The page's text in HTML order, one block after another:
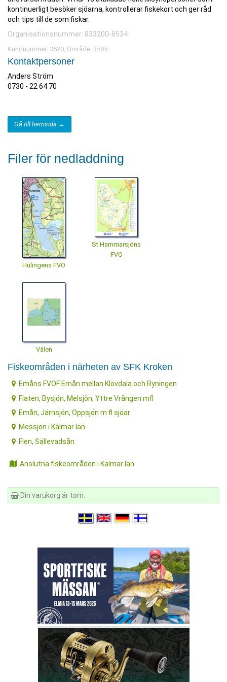
kontinuerligt besöker sjöarna, kontrollerar fiskekort och ger råd
och tips till de som fiskar.
Organisationsnummer: 833200-8534
Kundnummer: 3520, Område: 3585.
Kontaktpersoner
Anders Ström
0730 - 22 64 70
Gå till hemsida →
Filer för nedladdning
Hulingens FVO
St Hammarsjöns
FVO
Välen
Fiskeområden i närheten av SFK Kroken
Emåns FVOF Emån mellan Klövdala och Ryningen
Flaten, Bysjön, Melsjön, Yttre Vrången mfl
Emån, Järnsjön, Oppsjön m fl sjöar
Mossjön i Kalmar län
Flen, Sällevadsån
Anslutna fiskeområden i Kalmar län
Din varukorg är tom.